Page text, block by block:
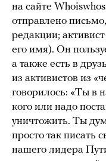
на сайте
отправлено
редакции;
его имя). Он
а также есть в
из активистов из
говорилось: «Ты в
кого или надо
уничтожить. Ты
просто так писать
нашего лидера